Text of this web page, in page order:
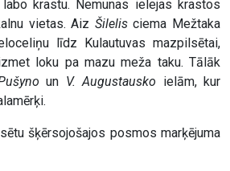
krastu. Nemunas ielejas krastos
vietas. Aiz Šilelisciema Mežtaka
līdz Kulautuvas mazpilsētai,
loku pa mazu meža taku. Tālāk
un V. Augustausko ielām, kur
šķērsojošajos posmos marķējuma